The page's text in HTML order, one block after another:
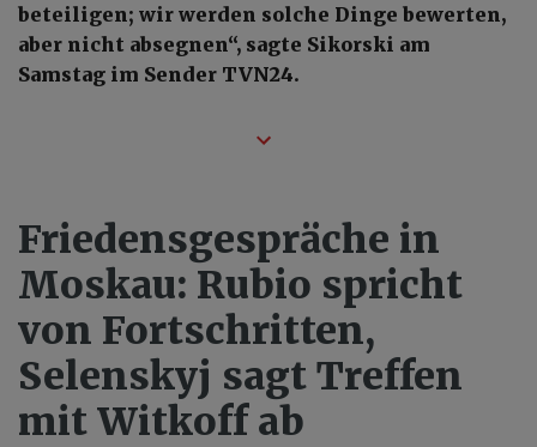
beteiligen; wir werden solche Dinge bewerten,
aber nicht absegnen“, sagte Sikorski am
Samstag im Sender TVN24.
Friedensgespräche in
Moskau: Rubio spricht
von Fortschritten,
Selenskyj sagt Treffen
mit Witkoff ab